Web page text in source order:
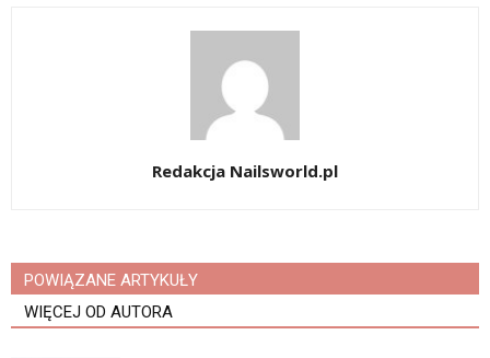
Redakcja Nailsworld.pl
POWIĄZANE ARTYKUŁY
WIĘCEJ OD AUTORA